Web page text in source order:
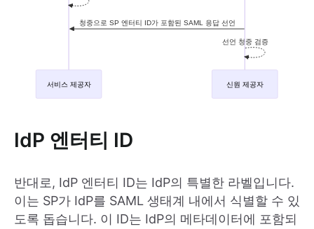
IdP 엔터티 ID
반대로, IdP 엔터티 ID는 IdP의 특별한 라벨입니다.
이는 SP가 IdP를 SAML 생태계 내에서 식별할 수 있
도록 돕습니다. 이 ID는 IdP의 메타데이터에 포함되